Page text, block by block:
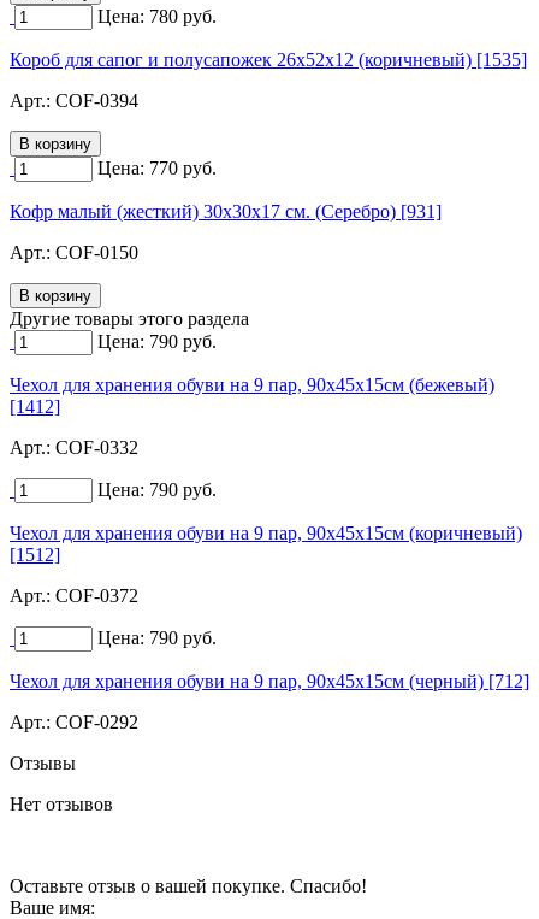
Цена: 780 руб.
Короб для сапог и полусапожек 26х52х12 (коричневый) [1535]
Арт.: COF-0394
Цена: 770 руб.
Кофр малый (жесткий) 30х30х17 см. (Серебро) [931]
Арт.: COF-0150
Другие товары этого раздела
Цена: 790 руб.
Чехол для хранения обуви на 9 пар, 90х45х15см (бежевый)
[1412]
Арт.: COF-0332
Цена: 790 руб.
Чехол для хранения обуви на 9 пар, 90х45х15см (коричневый)
[1512]
Арт.: COF-0372
Цена: 790 руб.
Чехол для хранения обуви на 9 пар, 90х45х15см (черный) [712]
Арт.: COF-0292
Отзывы
Нет отзывов
Оставьте отзыв о вашей покупке. Спасибо!
Ваше имя: